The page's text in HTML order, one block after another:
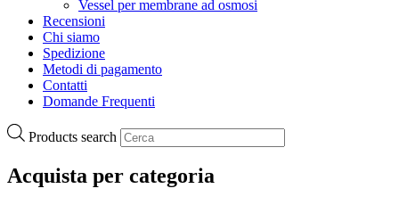
Vessel per membrane ad osmosi
Recensioni
Chi siamo
Spedizione
Metodi di pagamento
Contatti
Domande Frequenti
Products search
Acquista per categoria